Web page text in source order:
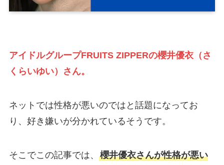
アイドルグループFRUITS ZIPPERの櫻井優衣（さ
くらいゆい）さん。
ネットでは性格が悪いのではと話題になってお
り、好き嫌いが分かれているそうです。
そこでこの記事では、 櫻井優衣さんが性格が悪い